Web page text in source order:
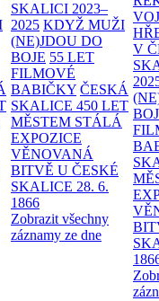
SKALICI 2023–
2025 KDYŽ MUŽI
(NE)JDOU DO
BOJE 55 LET
FILMOVÉ
BABIČKY ČESKÁ
SKALICE 450 LET
MĚSTEM STÁLÁ
EXPOZICE
VĚNOVANÁ
BITVĚ U ČESKÉ
SKALICE 28. 6.
1866
Zobrazit všechny
záznamy ze dne
V